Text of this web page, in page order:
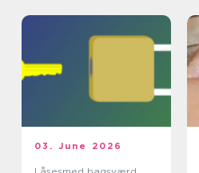
03. June 2026